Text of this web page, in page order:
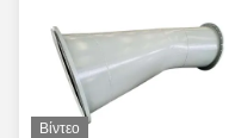
Βίντεο